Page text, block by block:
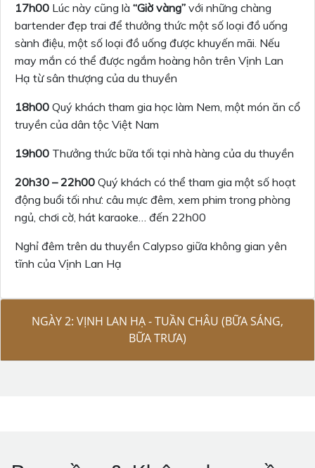
17h00 Lúc này cũng là “Giờ vàng” với những chàng
bartender đẹp trai để thưởng thức một số loại đồ uống
sành điệu, một số loại đồ uống được khuyến mãi. Nếu
may mắn có thể được ngắm hoàng hôn trên Vịnh Lan
Hạ từ sân thượng của du thuyền
18h00 Quý khách tham gia học làm Nem, một món ăn cổ
truyền của dân tộc Việt Nam
19h00 Thưởng thức bữa tối tại nhà hàng của du thuyền
20h30 – 22h00 Quý khách có thể tham gia một số hoạt
động buổi tối như: câu mực đêm, xem phim trong phòng
ngủ, chơi cờ, hát karaoke… đến 22h00
Nghỉ đêm trên du thuyền Calypso giữa không gian yên
tĩnh của Vịnh Lan Hạ
NGÀY 2: VỊNH LAN HẠ - TUẦN CHÂU (BỮA SÁNG,
BỮA TRƯA)